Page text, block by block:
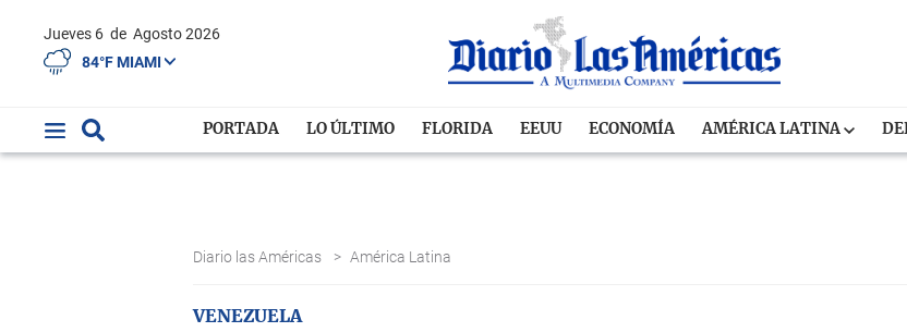
Jueves 6 de Agosto 2026
84°F MIAMI
PORTADA LO ÚLTIMO FLORIDA EEUU ECONOMÍA AMÉRICA LATINA
Diario las Américas > América Latina
VENEZUELA